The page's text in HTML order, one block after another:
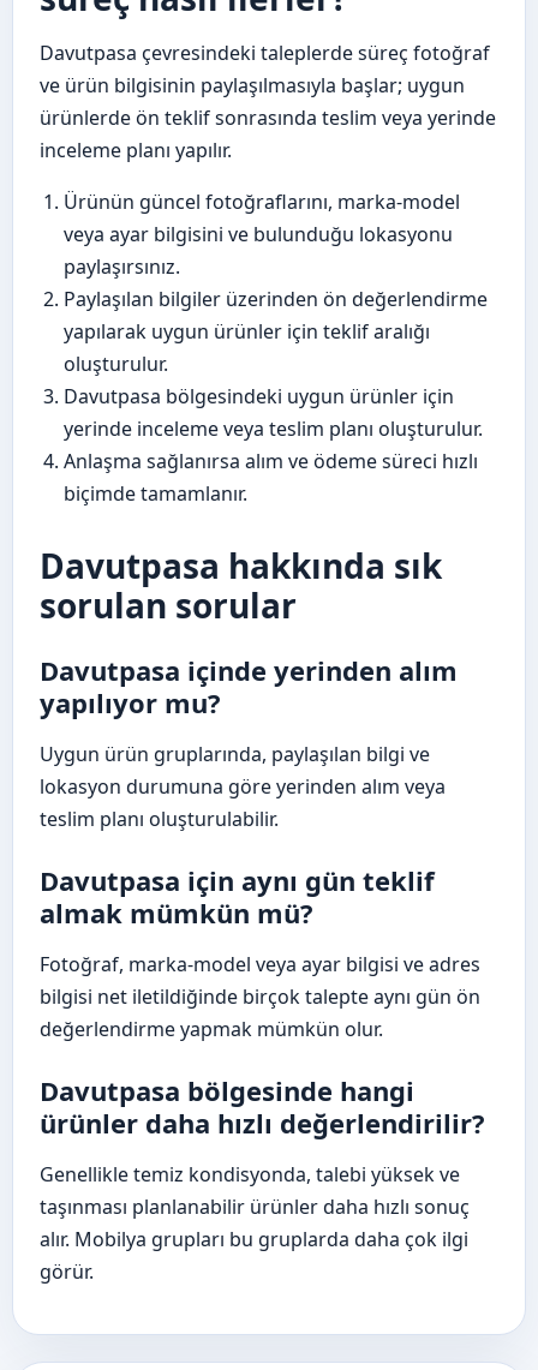
Davutpasa çevresindeki taleplerde süreç fotoğraf
ve ürün bilgisinin paylaşılmasıyla başlar; uygun
ürünlerde ön teklif sonrasında teslim veya yerinde
inceleme planı yapılır.
Ürünün güncel fotoğraflarını, marka-model
veya ayar bilgisini ve bulunduğu lokasyonu
paylaşırsınız.
Paylaşılan bilgiler üzerinden ön değerlendirme
yapılarak uygun ürünler için teklif aralığı
oluşturulur.
Davutpasa bölgesindeki uygun ürünler için
yerinde inceleme veya teslim planı oluşturulur.
Anlaşma sağlanırsa alım ve ödeme süreci hızlı
biçimde tamamlanır.
Davutpasa hakkında sık
sorulan sorular
Davutpasa içinde yerinden alım
yapılıyor mu?
Uygun ürün gruplarında, paylaşılan bilgi ve
lokasyon durumuna göre yerinden alım veya
teslim planı oluşturulabilir.
Davutpasa için aynı gün teklif
almak mümkün mü?
Fotoğraf, marka-model veya ayar bilgisi ve adres
bilgisi net iletildiğinde birçok talepte aynı gün ön
değerlendirme yapmak mümkün olur.
Davutpasa bölgesinde hangi
ürünler daha hızlı değerlendirilir?
Genellikle temiz kondisyonda, talebi yüksek ve
taşınması planlanabilir ürünler daha hızlı sonuç
alır. Mobilya grupları bu gruplarda daha çok ilgi
görür.